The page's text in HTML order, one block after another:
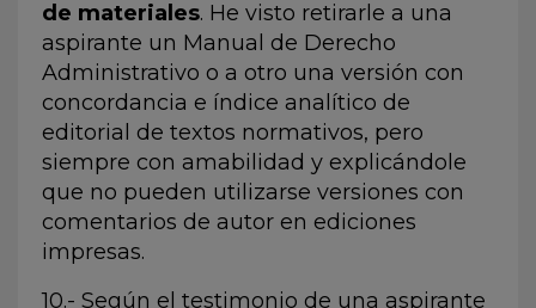
de materiales. He visto retirarle a una
aspirante un Manual de Derecho
Administrativo o a otro una versión con
concordancia e índice analítico de
editorial de textos normativos, pero
siempre con amabilidad y explicándole
que no pueden utilizarse versiones con
comentarios de autor en ediciones
impresas.
10.- Según el testimonio de una aspirante